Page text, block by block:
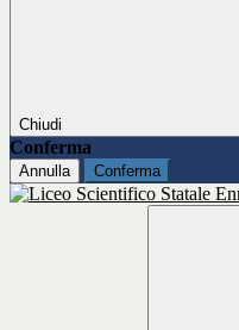
Chiudi
Conferma
Annulla Conferma